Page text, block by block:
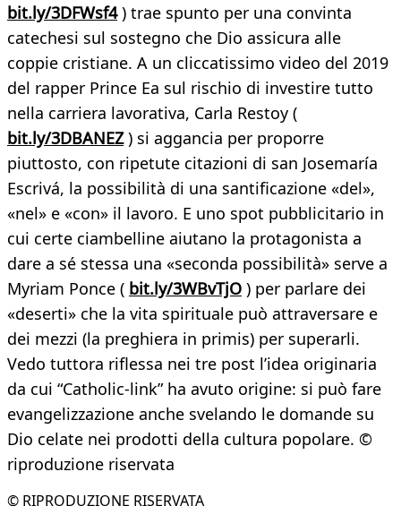
bit.ly/3DFWsf4) trae spunto per una convinta
catechesi sul sostegno che Dio assicura alle
coppie cristiane. A un cliccatissimo video del 2019
del rapper Prince Ea sul rischio di investire tutto
nella carriera lavorativa, Carla Restoy (
bit.ly/3DBANEZ) si aggancia per proporre
piuttosto, con ripetute citazioni di san Josemaría
Escrivá, la possibilità di una santificazione «del»,
«nel» e «con» il lavoro. E uno spot pubblicitario in
cui certe ciambelline aiutano la protagonista a
dare a sé stessa una «seconda possibilità» serve a
Myriam Ponce ( bit.ly/3WBvTjO ) per parlare dei
«deserti» che la vita spirituale può attraversare e
dei mezzi (la preghiera in primis) per superarli.
Vedo tuttora riflessa nei tre post l’idea originaria
da cui “Catholic-link” ha avuto origine: si può fare
evangelizzazione anche svelando le domande su
Dio celate nei prodotti della cultura popolare. ©
riproduzione riservata
© RIPRODUZIONE RISERVATA